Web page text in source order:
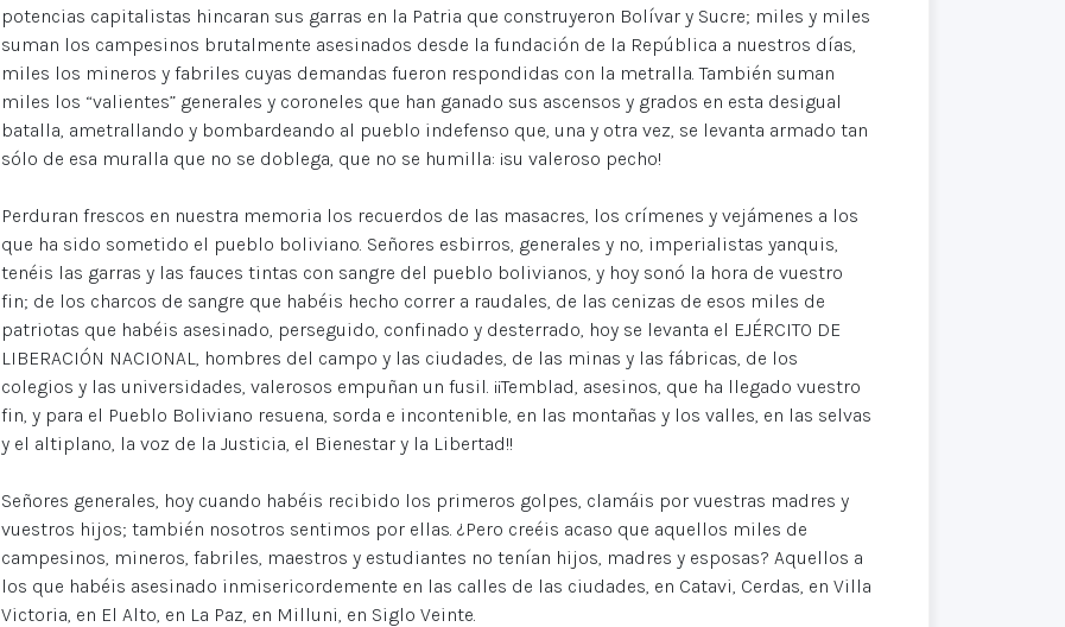
potencias capitalistas hincaran sus garras en la Patria que construyeron Bolívar y Sucre; miles y miles
suman los campesinos brutalmente asesinados desde la fundación de la República a nuestros días,
miles los mineros y fabriles cuyas demandas fueron respondidas con la metralla. También suman
miles los “valientes” generales y coroneles que han ganado sus ascensos y grados en esta desigual
batalla, ametrallando y bombardeando al pueblo indefenso que, una y otra vez, se levanta armado tan
sólo de esa muralla que no se doblega, que no se humilla: ¡su valeroso pecho!
Perduran frescos en nuestra memoria los recuerdos de las masacres, los crímenes y vejámenes a los
que ha sido sometido el pueblo boliviano. Señores esbirros, generales y no, imperialistas yanquis,
tenéis las garras y las fauces tintas con sangre del pueblo bolivianos, y hoy sonó la hora de vuestro
fin; de los charcos de sangre que habéis hecho correr a raudales, de las cenizas de esos miles de
patriotas que habéis asesinado, perseguido, confinado y desterrado, hoy se levanta el EJÉRCITO DE
LIBERACIÓN NACIONAL, hombres del campo y las ciudades, de las minas y las fábricas, de los
colegios y las universidades, valerosos empuñan un fusil. ¡¡Temblad, asesinos, que ha llegado vuestro
fin, y para el Pueblo Boliviano resuena, sorda e incontenible, en las montañas y los valles, en las selvas
y el altiplano, la voz de la Justicia, el Bienestar y la Libertad!!
Señores generales, hoy cuando habéis recibido los primeros golpes, clamáis por vuestras madres y
vuestros hijos; también nosotros sentimos por ellas. ¿Pero creéis acaso que aquellos miles de
campesinos, mineros, fabriles, maestros y estudiantes no tenían hijos, madres y esposas? Aquellos a
los que habéis asesinado inmisericordemente en las calles de las ciudades, en Catavi, Cerdas, en Villa
Victoria, en El Alto, en La Paz, en Milluni, en Siglo Veinte.